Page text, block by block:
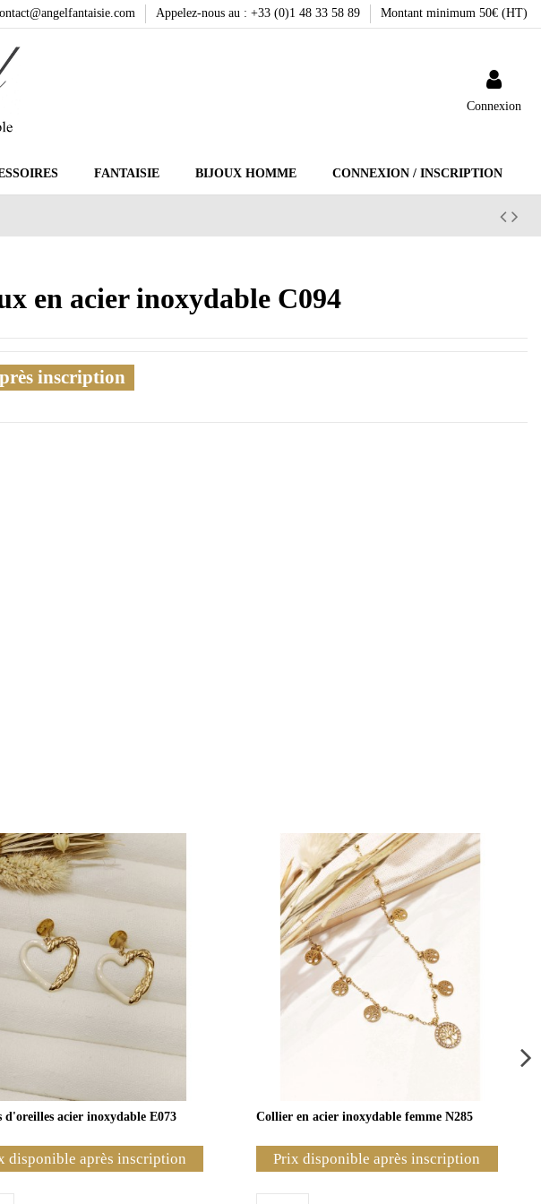
Appelez-nous au : +33 (0)1 48 33 58 89 Montant minimum 50€ (HT)
Connexion
FANTAISIE BIJOUX HOMME CONNEXION / INSCRIPTION
en acier inoxydable C094
inscription
d'oreilles acier inoxydable E073
disponible après inscription
Collier en acier inoxydable femme N285
Prix disponible après inscription